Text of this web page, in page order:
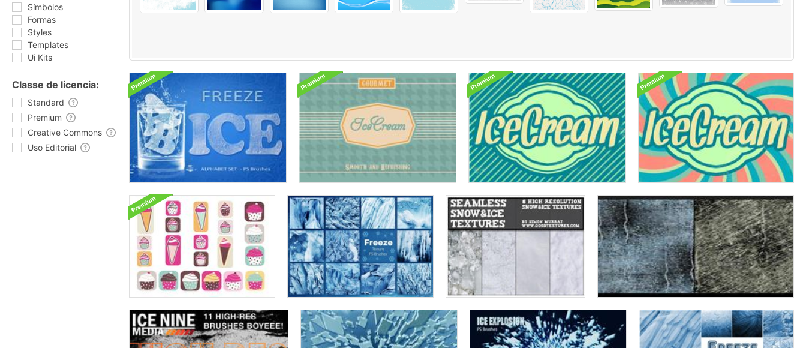
Símbolos
Formas
Styles
Templates
Ui Kits
Classe de licencia:
Standard
Premium
Creative Commons
Uso Editorial